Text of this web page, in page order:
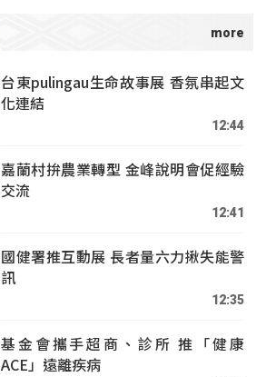
台東pulingau生命故事展 香氛串起文
化連結
12:44
嘉蘭村拚農業轉型 金峰說明會促經驗
交流
12:41
國健署推互動展 長者量六力揪失能警
訊
12:35
基金會攜手超商、診所 推「健康
ACE」遠離疾病